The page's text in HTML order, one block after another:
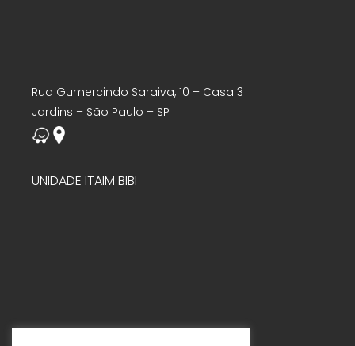
Rua Gumercindo Saraiva, 10 – Casa 3
Jardins – São Paulo – SP
UNIDADE ITAIM BIBI